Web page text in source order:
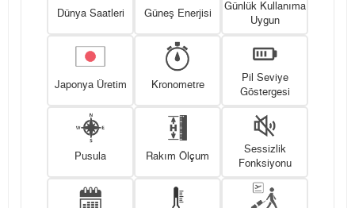
Dünya Saatleri Güneş Enerjisi
Günlük Kullanıma
Uygun
Japonya Üretim Kronometre
Pil Seviye
Göstergesi
Pusula Rakım Ölçum
Sessizlik
Fonksiyonu